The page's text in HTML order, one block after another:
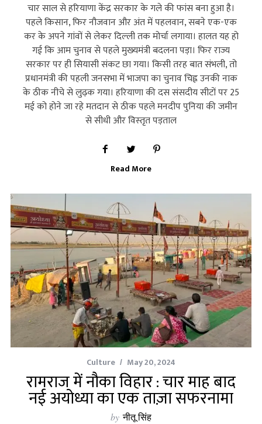
चार साल से हरियाणा केंद्र सरकार के गले की फांस बना हुआ है।
पहले किसान, फिर नौजवान और अंत में पहलवान, सबने एक-एक
कर के अपने गांवों से लेकर दिल्‍ली तक मोर्चा लगाया। हालत यह हो
गई कि आम चुनाव से पहले मुख्‍यमंत्री बदलना पड़ा। फिर राज्‍य
सरकार पर ही सियासी संकट छा गया। किसी तरह बात संभली, तो
प्रधानमंत्री की पहली जनसभा में भाजपा का चुनाव चिह्न उनकी नाक
के ठीक नीचे से लुढ़क गया। हरियाणा की दस संसदीय सीटों पर 25
मई को होने जा रहे मतदान से ठीक पहले मनदीप पुनिया की जमीन
से सीधी और विस्‍तृत पड़ताल
Read More
Culture May 20, 2024
रामराज में नौका विहार : चार माह बाद
नई अयोध्या का एक ताज़ा सफरनामा
by नीतू सिंह